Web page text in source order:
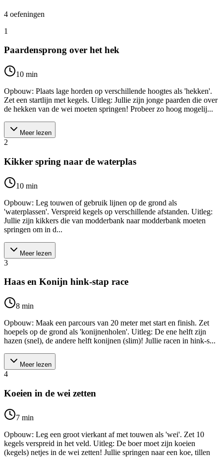
4 oefeningen
1
Paardensprong over het hek
10 min
Opbouw: Plaats lage horden op verschillende hoogtes als 'hekken'.
Zet een startlijn met kegels. Uitleg: Jullie zijn jonge paarden die over
de hekken van de wei moeten springen! Probeer zo hoog mogelij...
Meer lezen
2
Kikker spring naar de waterplas
10 min
Opbouw: Leg touwen of gebruik lijnen op de grond als
'waterplassen'. Verspreid kegels op verschillende afstanden. Uitleg:
Jullie zijn kikkers die van modderbank naar modderbank moeten
springen om in d...
Meer lezen
3
Haas en Konijn hink-stap race
8 min
Opbouw: Maak een parcours van 20 meter met start en finish. Zet
hoepels op de grond als 'konijnenholen'. Uitleg: De ene helft zijn
hazen (snel), de andere helft konijnen (slim)! Jullie racen in hink-s...
Meer lezen
4
Koeien in de wei zetten
7 min
Opbouw: Leg een groot vierkant af met touwen als 'wei'. Zet 10
kegels verspreid in het veld. Uitleg: De boer moet zijn koeien
(kegels) netjes in de wei zetten! Jullie springen naar een koe, tillen